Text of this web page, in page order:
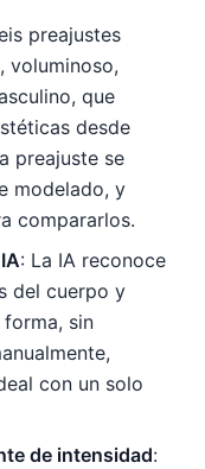
preajustes
voluminoso,
que
desde
preajuste se
modelado, y
compararlos.
: La IA reconoce
del cuerpo y
sin
con un solo
de intensidad: